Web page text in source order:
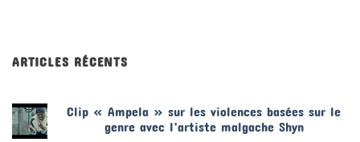
ARTICLES RÉCENTS
Clip « Ampela » sur les violences basées sur le
genre avec l’artiste malgache Shyn